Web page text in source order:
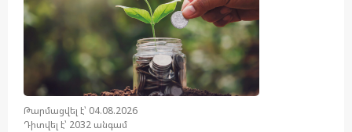
Թարմացվել է՝ 04.08.2026
Դիտվել է՝ 2032 անգամ